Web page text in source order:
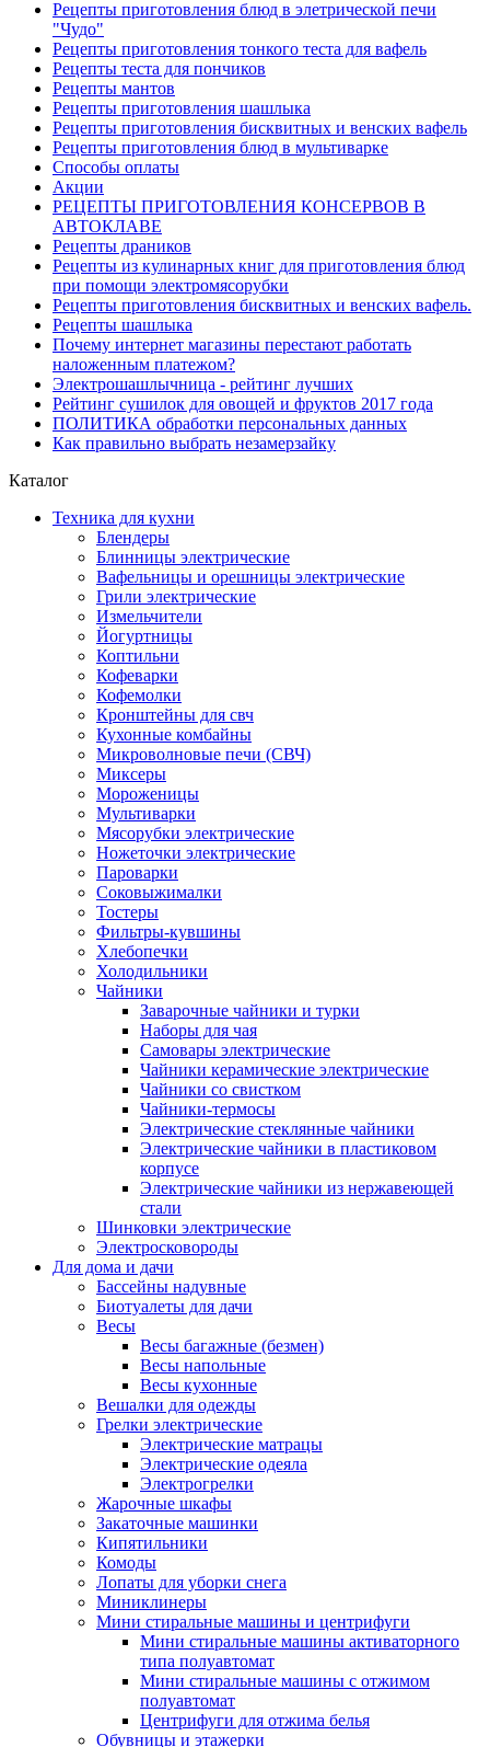
Рецепты приготовления блюд в элетрической печи
"Чудо"
Рецепты приготовления тонкого теста для вафель
Рецепты теста для пончиков
Рецепты мантов
Рецепты приготовления шашлыка
Рецепты приготовления бисквитных и венских вафель
Рецепты приготовления блюд в мультиварке
Способы оплаты
Акции
РЕЦЕПТЫ ПРИГОТОВЛЕНИЯ КОНСЕРВОВ В
АВТОКЛАВЕ
Рецепты драников
Рецепты из кулинарных книг для приготовления блюд
при помощи электромясорубки
Рецепты приготовления бисквитных и венских вафель.
Рецепты шашлыка
Почему интернет магазины перестают работать
наложенным платежом?
Электрошашлычница - рейтинг лучших
Рейтинг сушилок для овощей и фруктов 2017 года
ПОЛИТИКА обработки персональных данных
Как правильно выбрать незамерзайку
Каталог
Техника для кухни
Блендеры
Блинницы электрические
Вафельницы и орешницы электрические
Грили электрические
Измельчители
Йогуртницы
Коптильни
Кофеварки
Кофемолки
Кронштейны для свч
Кухонные комбайны
Микроволновые печи (СВЧ)
Миксеры
Мороженицы
Мультиварки
Мясорубки электрические
Ножеточки электрические
Пароварки
Соковыжималки
Тостеры
Фильтры-кувшины
Хлебопечки
Холодильники
Чайники
Заварочные чайники и турки
Наборы для чая
Самовары электрические
Чайники керамические электрические
Чайники со свистком
Чайники-термосы
Электрические стеклянные чайники
Электрические чайники в пластиковом
корпусе
Электрические чайники из нержавеющей
стали
Шинковки электрические
Электросковороды
Для дома и дачи
Бассейны надувные
Биотуалеты для дачи
Весы
Весы багажные (безмен)
Весы напольные
Весы кухонные
Вешалки для одежды
Грелки электрические
Электрические матрацы
Электрические одеяла
Электрогрелки
Жарочные шкафы
Закаточные машинки
Кипятильники
Комоды
Лопаты для уборки снега
Миниклинеры
Мини стиральные машины и центрифуги
Мини стиральные машины активаторного
типа полуавтомат
Мини стиральные машины с отжимом
полуавтомат
Центрифуги для отжима белья
Обувницы и этажерки